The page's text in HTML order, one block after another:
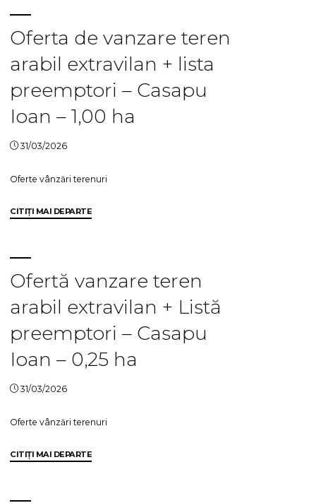
+
lista
–
Casapu
Ioan
Oferta de vanzare teren
arabil extravilan + lista
preemptori – Casapu
Ioan – 1,00 ha
31/03/2026
Oferte vânzări terenuri
CITIȚI MAI DEPARTE"Oferta
extravilan
+
preemptori
Casapu
ha"
Ofertă vanzare teren
arabil extravilan + Listă
preemptori – Casapu
Ioan – 0,25 ha
31/03/2026
Oferte vânzări terenuri
CITIȚI MAI DEPARTE"Ofertă